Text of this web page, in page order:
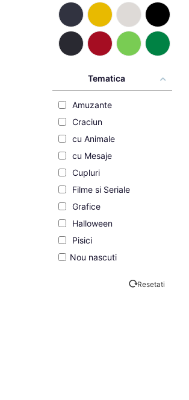
Tematica
Amuzante
Craciun
cu Animale
cu Mesaje
Cupluri
Filme si Seriale
Grafice
Halloween
Pisici
Nou nascuti
Resetati